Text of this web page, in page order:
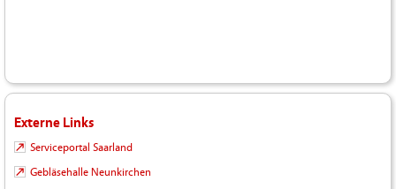
Externe Links
Serviceportal Saarland
Gebläsehalle Neunkirchen